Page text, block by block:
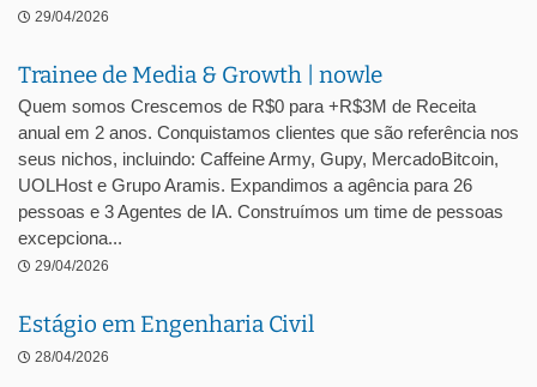
29/04/2026
Trainee de Media & Growth | nowle
Quem somos Crescemos de R$0 para +R$3M de Receita
anual em 2 anos. Conquistamos clientes que são referência nos
seus nichos, incluindo: Caffeine Army, Gupy, MercadoBitcoin,
UOLHost e Grupo Aramis. Expandimos a agência para 26
pessoas e 3 Agentes de IA. Construímos um time de pessoas
excepciona...
29/04/2026
Estágio em Engenharia Civil
28/04/2026